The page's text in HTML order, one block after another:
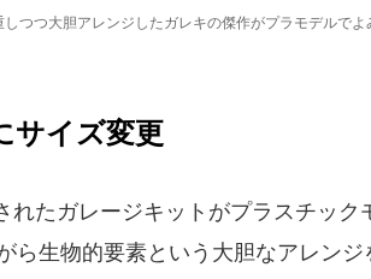
しつつ大胆アレンジしたガレキの傑作がプラモデルでよ
サイズ変更
たガレージキットがプラスチック
ら生物的要素という大胆なアレン